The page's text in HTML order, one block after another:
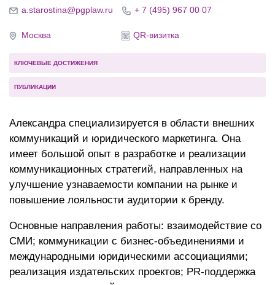
a.starostina@pgplaw.ru + 7 (495) 967 00 07
Москва QR-визитка
КЛЮЧЕВЫЕ ДОСТИЖЕНИЯ
ПУБЛИКАЦИИ
Александра специализируется в области внешних
коммуникаций и юридического маркетинга. Она
имеет большой опыт в разработке и реализации
коммуникационных стратегий, направленных на
улучшение узнаваемости компании на рынке и
повышение лояльности аудитории к бренду.
Основные направления работы: взаимодействие со
СМИ; коммуникации с бизнес-объединениями и
международными юридическими ассоциациями;
реализация издательских проектов; PR-поддержка